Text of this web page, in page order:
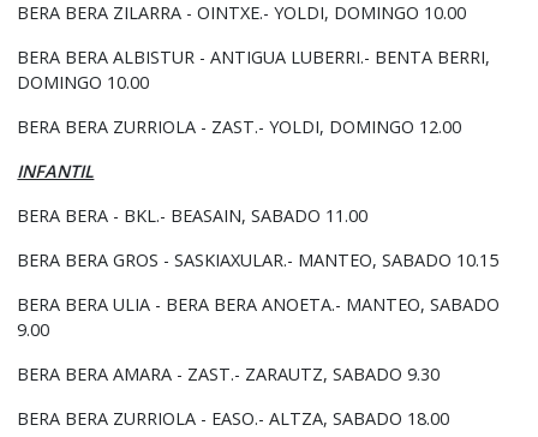
BERA BERA ZILARRA - OINTXE.- YOLDI, DOMINGO 10.00
BERA BERA ALBISTUR - ANTIGUA LUBERRI.- BENTA BERRI,
DOMINGO 10.00
BERA BERA ZURRIOLA - ZAST.- YOLDI, DOMINGO 12.00
INFANTIL
BERA BERA - BKL.- BEASAIN, SABADO 11.00
BERA BERA GROS - SASKIAXULAR.- MANTEO, SABADO 10.15
BERA BERA ULIA - BERA BERA ANOETA.- MANTEO, SABADO
9.00
BERA BERA AMARA - ZAST.- ZARAUTZ, SABADO 9.30
BERA BERA ZURRIOLA - EASO.- ALTZA, SABADO 18.00